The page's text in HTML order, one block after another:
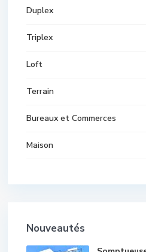
Duplex
Triplex
Loft
Terrain
Bureaux et Commerces
Maison
Nouveautés